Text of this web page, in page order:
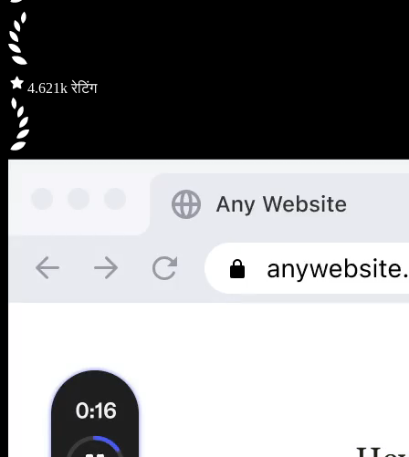
4.621k रेटिंग